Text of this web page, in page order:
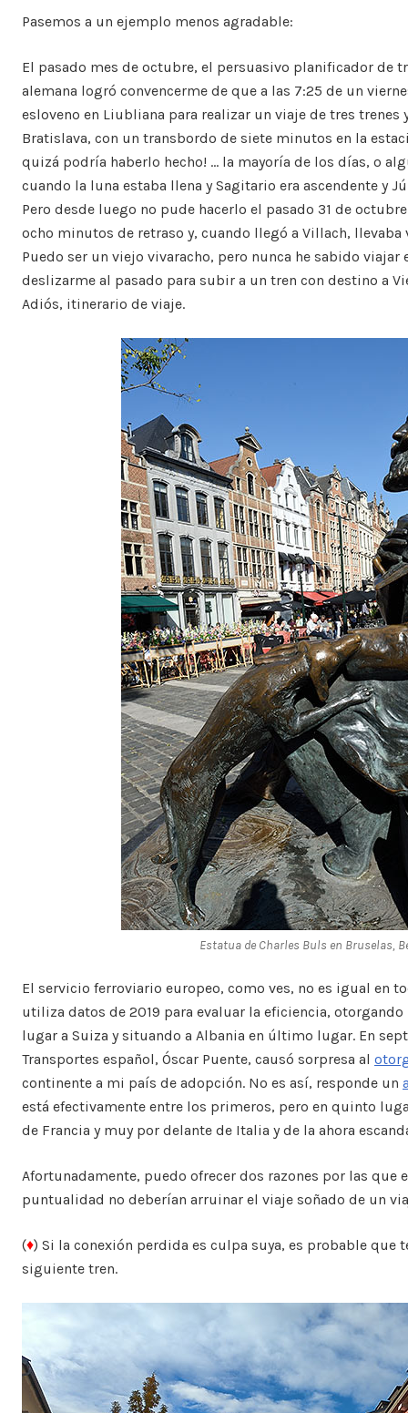
Pasemos a un ejemplo menos agradable:
El pasado mes de octubre, el persuasivo planificador de
alemana logró convencerme de que a las 7:25 de un
esloveno en Liubliana para realizar un viaje de tres trenes
Bratislava, con un transbordo de siete minutos en la
quizá podría haberlo hecho! … la mayoría de los días, o
cuando la luna estaba llena y Sagitario era ascendente y
Pero desde luego no pude hacerlo el pasado 31 de
ocho minutos de retraso y, cuando llegó a Villach,
Puedo ser un viejo vivaracho, pero nunca he sabido
deslizarme al pasado para subir a un tren con destino a
Adiós, itinerario de viaje.
Estatua de Charles Buls en Bruselas,
El servicio ferroviario europeo, como ves, no es igual en
utiliza datos de 2019 para evaluar la eficiencia,
lugar a Suiza y situando a Albania en último lugar. En
Transportes español, Óscar Puente, causó sorpresa al
continente a mi país de adopción. No es así, responde un
está efectivamente entre los primeros, pero en quinto
de Francia y muy por delante de Italia y de la ahora
Afortunadamente, puedo ofrecer dos razones por las que
puntualidad no deberían arruinar el viaje soñado de un
(♦) Si la conexión perdida es culpa suya, es probable que
siguiente tren.